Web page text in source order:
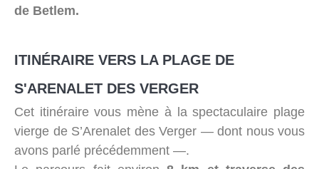
de Betlem.
ITINÉRAIRE VERS LA PLAGE DE
S'ARENALET DES VERGER
Cet itinéraire vous mène à la spectaculaire plage
vierge de S’Arenalet des Verger — dont nous vous
avons parlé précédemment —.